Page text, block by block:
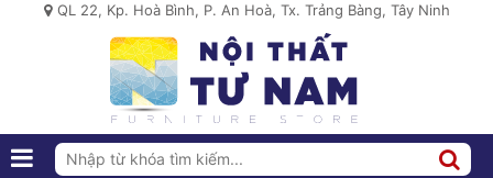
QL 22, Kp. Hoà Bình, P. An Hoà, Tx. Trảng Bàng, Tây Ninh